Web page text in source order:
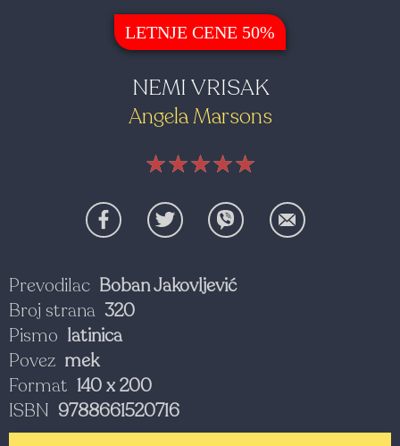
LETNJE CENE 50%
NEMI VRISAK
Angela Marsons
★★★★★
★★★★★
★★★★★
Prevodilac Boban Jakovljević
Broj strana 320
Pismo latinica
Povez mek
Format 140 x 200
ISBN 9788661520716